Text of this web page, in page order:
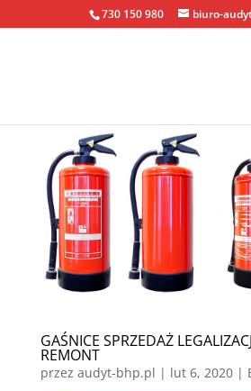
730 150 980 biuro-
GAŚNICE SPRZEDAŻ
REMONT
przez audyt-bhp.pl | lut 6, 2020|